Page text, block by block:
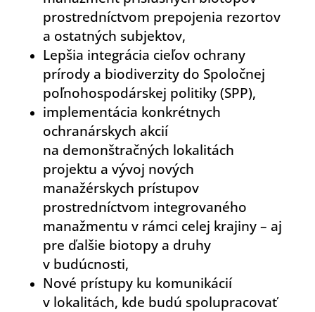
prostredníctvom prepojenia rezortov
a ostatných subjektov,
Lepšia integrácia cieľov ochrany
prírody a biodiverzity do Spoločnej
poľnohospodárskej politiky (SPP),
implementácia konkrétnych
ochranárskych akcií
na demonštračných lokalitách
projektu a vývoj nových
manažérskych prístupov
prostredníctvom integrovaného
manažmentu v rámci celej krajiny – aj
pre ďalšie biotopy a druhy
v budúcnosti,
Nové prístupy ku komunikácií
v lokalitách, kde budú spolupracovať